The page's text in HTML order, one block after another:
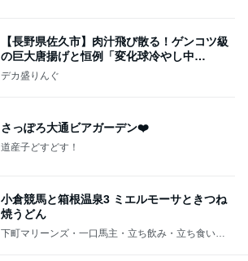
【長野県佐久市】肉汁飛び散る！ゲンコツ級
の巨大唐揚げと恒例「変化球冷やし中
華」！！〜李紅蘭さん〜
デカ盛りんぐ
さっぽろ大通ビアガーデン❤️
道産子どすどす！
小倉競馬と箱根温泉3 ミエルモーサときつね
焼うどん
下町マリーンズ・一口馬主・立ち飲み・立ち食いそ